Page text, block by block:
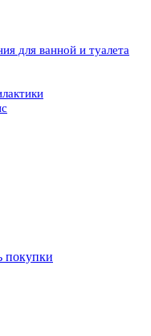
для ванной и туалета
покупки